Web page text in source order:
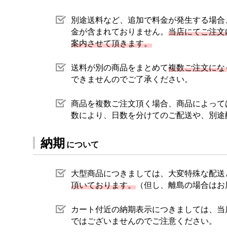
別途送料など、追加で料金が発生する場
金が含まれておりません。 当店にてご注
案内させて頂きます。
送料が別の商品をまとめて複数ご注文に
できませんのでご了承ください。
商品を複数ご注文頂く場合、商品によっ
数により、日数を分けてのご配送や、別
納期 について
大型商品につきましては、大変特殊な配
頂いております。 （但し、離島の場合は
カート付近の納期表示につきましては、
ではございませんのでご注意ください。